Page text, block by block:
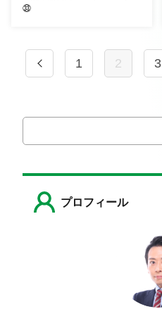
㉝
1 2 3
索
プロフィール